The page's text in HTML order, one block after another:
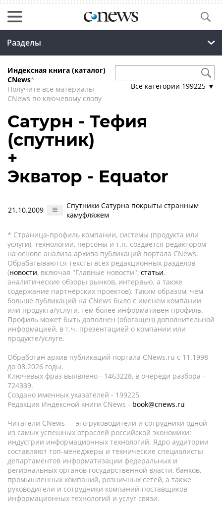
Разделы
Индексная книга (каталог)
CNews*
Получите все материалы
CNews по ключевому слову
Все категории 199225 ▼
Сатурн - Тефия
(спутник)
+
Экватор - Equator
21.10.2009
Спутники Сатурна покрыты странным
камуфляжем
* Страница-профиль компании, системы (продукта или
услуги), технологии, персоны и т.п. создается редактором
на основе анализа архива публикаций портала CNews.
Обрабатываются тексты всех редакционных разделов
(новости, включая "Главные новости", статьи,
аналитические обзоры рынков, интервью, а также
содержание партнёрских проектов). Таким образом, чем
больше публикаций на CNews было с именем компании
или продукта/услуги, тем более информативен профиль.
Профиль может быть дополнен (обогащен) дополнительной
информацией, в т.ч. презентацией о компании или
продукте/услуге.
Обработан архив публикаций портала CNews.ru c 11.1998
до 08.2026 годы.
Ключевых фраз выявлено - 1463228, в очереди разбора -
724339.
Создано именных указателей - 199225.
Редакция Индексной книги CNews - book@cnews.ru
Читатели CNews — это руководители и сотрудники одной
из самых успешных отраслей российской экономики:
индустрии информационных технологий. Ядро аудитории
составляют топ-менеджеры и технические специалисты
департаментов информатизации федеральных и
региональных органов государственной власти, банков,
промышленных компаний, розничных сетей, а также
руководители и сотрудники компаний-поставщиков
информационных технологий и услуг связи.